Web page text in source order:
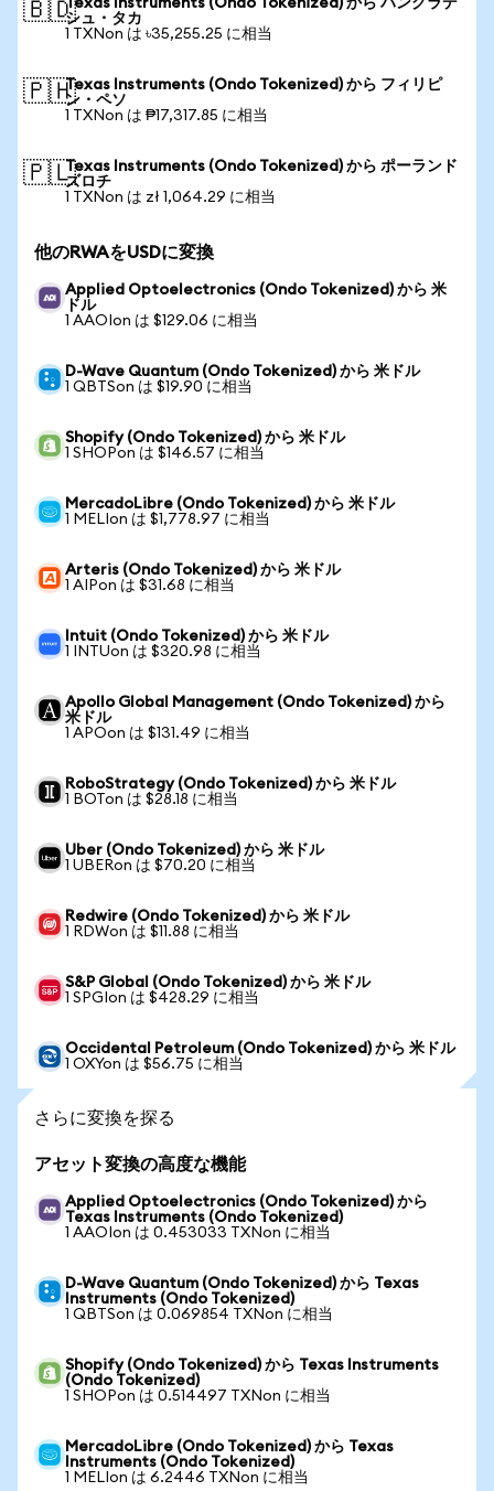
🇧🇩Texas Instruments (Ondo Tokenized) から バングラデ
シュ・タカ
1 TXNon は ৳35,255.25 に相当
🇵🇭Texas Instruments (Ondo Tokenized) から フィリピ
ン・ペソ
1 TXNon は ₱17,317.85 に相当
🇵🇱Texas Instruments (Ondo Tokenized) から ポーランド
ズロチ
1 TXNon は zł 1,064.29 に相当
他のRWAをUSDに変換
Applied Optoelectronics (Ondo Tokenized) から 米
ドル
1 AAOIon は $129.06 に相当
D-Wave Quantum (Ondo Tokenized) から 米ドル
1 QBTSon は $19.90 に相当
Shopify (Ondo Tokenized) から 米ドル
1 SHOPon は $146.57 に相当
MercadoLibre (Ondo Tokenized) から 米ドル
1 MELIon は $1,778.97 に相当
Arteris (Ondo Tokenized) から 米ドル
1 AIPon は $31.68 に相当
Intuit (Ondo Tokenized) から 米ドル
1 INTUon は $320.98 に相当
Apollo Global Management (Ondo Tokenized) から
米ドル
1 APOon は $131.49 に相当
RoboStrategy (Ondo Tokenized) から 米ドル
1 BOTon は $28.18 に相当
Uber (Ondo Tokenized) から 米ドル
1 UBERon は $70.20 に相当
Redwire (Ondo Tokenized) から 米ドル
1 RDWon は $11.88 に相当
S&P Global (Ondo Tokenized) から 米ドル
1 SPGIon は $428.29 に相当
Occidental Petroleum (Ondo Tokenized) から 米ドル
1 OXYon は $56.75 に相当
さらに変換を探る
アセット変換の高度な機能
Applied Optoelectronics (Ondo Tokenized) から
Texas Instruments (Ondo Tokenized)
1 AAOIon は 0.453033 TXNon に相当
D-Wave Quantum (Ondo Tokenized) から Texas
Instruments (Ondo Tokenized)
1 QBTSon は 0.069854 TXNon に相当
Shopify (Ondo Tokenized) から Texas Instruments
(Ondo Tokenized)
1 SHOPon は 0.514497 TXNon に相当
MercadoLibre (Ondo Tokenized) から Texas
Instruments (Ondo Tokenized)
1 MELIon は 6.2446 TXNon に相当